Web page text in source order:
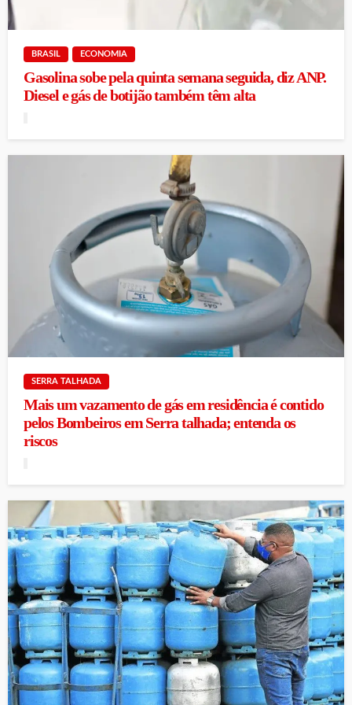
BRASIL ECONOMIA
Gasolina sobe pela quinta semana seguida, diz ANP.
Diesel e gás de botijão também têm alta
SERRA TALHADA
Mais um vazamento de gás em residência é contido
pelos Bombeiros em Serra talhada; entenda os
riscos